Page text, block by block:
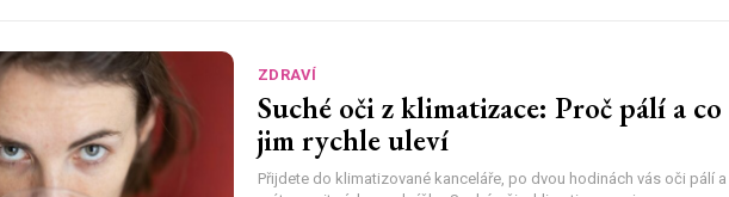
ZDRAVÍ
Suché oči z klimatizace: Proč pálí a co
jim rychle uleví
Přijdete do klimatizované kanceláře, po dvou hodinách vás oči pálí a